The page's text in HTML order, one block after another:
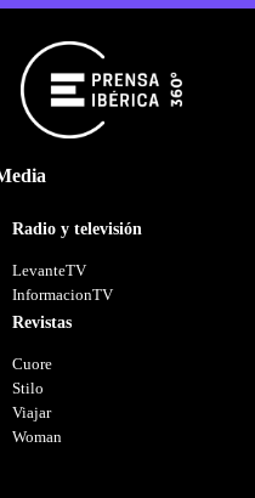
Radio y televisión
LevanteTV
InformacionTV
Revistas
Cuore
Stilo
Viajar
Woman